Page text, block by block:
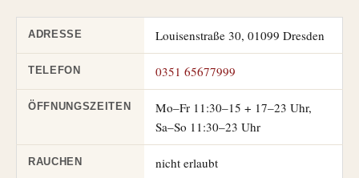
ADRESSE Louisenstraße 30, 01099 Dresden
TELEFON 0351 65677999
ÖFFNUNGSZEITEN
Mo–Fr 11:30–15 + 17–23 Uhr,
Sa–So 11:30–23 Uhr
RAUCHEN nicht erlaubt